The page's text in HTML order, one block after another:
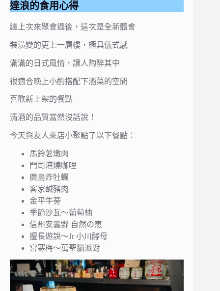
達浪的食用心得
繼上次來聚會過後，這次是全新體會
裝潢變的更上一層樓，極具儀式感
滿滿的日式風情，讓人陶醉其中
很適合晚上小酌搭配下酒菜的空間
喜歡新上架的餐點
清酒的品質當然沒話說！
今天與友人來店小聚點了以下餐點：
馬鈴薯燉肉
門司港燒咖哩
廣島炸牡蠣
客家鹹豬肉
金平牛蒡
季節沙瓦～葡萄柚
信州安曇野 自然の恵
擅長遊說～Jr 小川酵母
宮寒梅～萬聖貓派對